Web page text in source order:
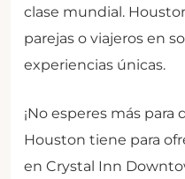
clase mundial.
parejas o viajeros en
experiencias únicas.
¡No esperes más
Houston tiene para
en Crystal Inn